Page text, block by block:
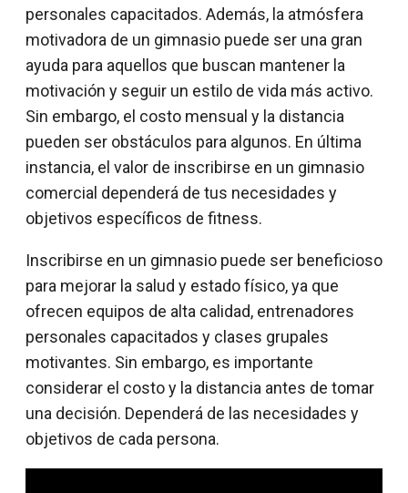
personales capacitados. Además, la atmósfera
motivadora de un gimnasio puede ser una gran
ayuda para aquellos que buscan mantener la
motivación y seguir un estilo de vida más activo.
Sin embargo, el costo mensual y la distancia
pueden ser obstáculos para algunos. En última
instancia, el valor de inscribirse en un gimnasio
comercial dependerá de tus necesidades y
objetivos específicos de fitness.
Inscribirse en un gimnasio puede ser beneficioso
para mejorar la salud y estado físico, ya que
ofrecen equipos de alta calidad, entrenadores
personales capacitados y clases grupales
motivantes. Sin embargo, es importante
considerar el costo y la distancia antes de tomar
una decisión. Dependerá de las necesidades y
objetivos de cada persona.